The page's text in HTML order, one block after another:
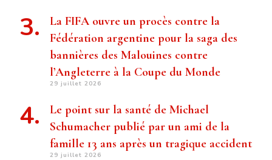
La FIFA ouvre un procès contre la
Fédération argentine pour la saga des
bannières des Malouines contre
l’Angleterre à la Coupe du Monde
29 juillet 2026
Le point sur la santé de Michael
Schumacher publié par un ami de la
famille 13 ans après un tragique accident
29 juillet 2026